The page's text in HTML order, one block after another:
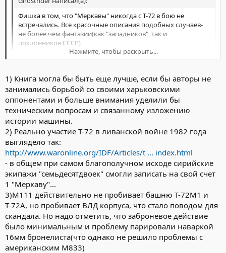
Фишка в том, что "Меркавы" никогда с Т-72 в бою не
встречались. Все красочные описания подобных случаев-
не более чем фантазии(как "западников", так и
поклонников СССР)
Нажмите, чтобы раскрыть...
- Согласен. Хотя в книге"Боевые машины Уралвагонзавода. Танк
Очень хорошая книга, там еще много чего можно узнать...
Нажмите, чтобы раскрыть...
1) Книга могла бы быть еще лучше, если бы авторы не
занимались борьбой со своими харьковскими
оппонентами и больше внимания уделили бы
техническим вопросам и связанному изложению
истории машины.
2) Реально участие Т-72 в ливанской войне 1982 года
выглядело так:
http://www.waronline.org/IDF/Articles/t ... index.html
- в общем при самом благополучном исходе сирийские
экипажи "семьдесятдвоек" смогли записать на свой счет
1 "Меркаву"...
3)М111 действительно не пробивает башню Т-72М1 и
Т-72А, но пробивает ВЛД корпуса, что стало поводом для
скандала. Но надо отметить, что заброневое действие
было минимальным и проблему парировали наваркой
16мм бронелиста(что однако не решило проблемы с
американским М833)